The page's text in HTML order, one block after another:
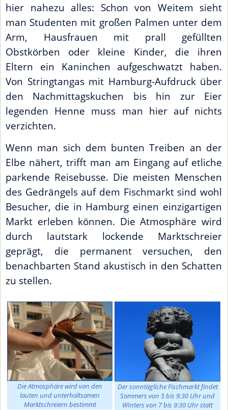
hier nahezu alles: Schon von Weitem sieht
man Studenten mit großen Palmen unter dem
Arm, Hausfrauen mit prall gefüllten
Obstkörben oder kleine Kinder, die ihren
Eltern ein Kaninchen aufgeschwatzt haben.
Von Stringtangas mit Hamburg-Aufdruck über
den Nachmittagskuchen bis hin zur Eier
legenden Henne muss man hier auf nichts
verzichten.
Wenn man sich dem bunten Treiben an der
Elbe nähert, trifft man am Eingang auf etliche
parkende Reisebusse. Die meisten Menschen
des Gedrängels auf dem Fischmarkt sind wohl
Besucher, die in Hamburg einen einzigartigen
Markt erleben können. Die Atmosphäre wird
durch lautstark lockende Marktschreier
geprägt, die permanent versuchen, den
benachbarten Stand akustisch in den Schatten
zu stellen.
Die Atmosphäre wird von den
lauten und unterhaltsamen
Marktschreiern bestimmt
Der sonntägliche Fischmarkt findet
Sommers von 5 bis 9:30 Uhr und
WInters von 7 bis 9:30 Uhr statt